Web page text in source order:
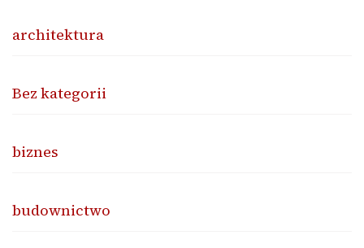
architektura
Bez kategorii
biznes
budownictwo